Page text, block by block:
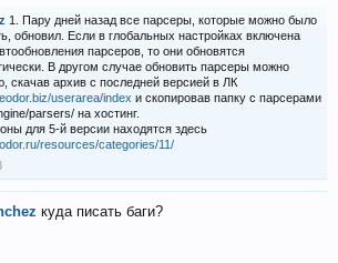
1. Пару дней назад все парсеры, которые можно было
обновил. Если в глобальных настройках включена
парсеров, то они обновятся
В другом случае обновить парсеры можно
скачав архив с последней версией в ЛК
userarea/index и скопировав папку с парсерами
parsers/ на хостинг.
для 5-й версии находятся здесь
resources/categories/11/
куда писать баги?